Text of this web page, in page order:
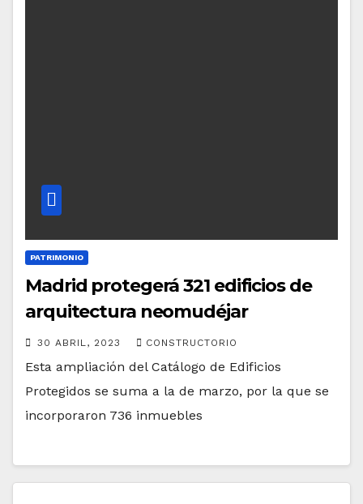
PATRIMONIO
Madrid protegerá 321 edificios de
arquitectura neomudéjar
30 ABRIL, 2023 CONSTRUCTORIO
Esta ampliación del Catálogo de Edificios
Protegidos se suma a la de marzo, por la que se
incorporaron 736 inmuebles